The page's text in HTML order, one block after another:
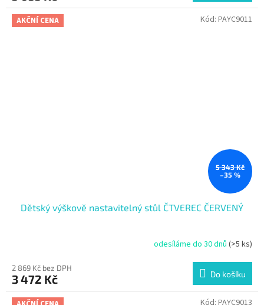
AKČNÍ CENA
5 343 Kč
–35 %
Dětský výškově nastavitelný stůl ČTVEREC ČERVENÝ
odesíláme do 30 dnů (>5 ks)
2 869 Kč bez DPH
3 472 Kč Do košíku
Kód: PAYC9011
Kód: PAYC9013